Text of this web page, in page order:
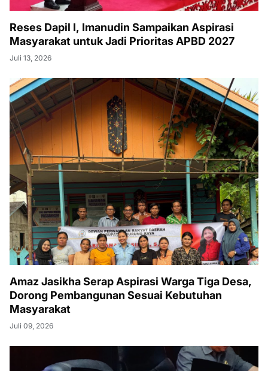
Reses Dapil I, Imanudin Sampaikan Aspirasi
Masyarakat untuk Jadi Prioritas APBD 2027
Juli 13, 2026
Amaz Jasikha Serap Aspirasi Warga Tiga Desa,
Dorong Pembangunan Sesuai Kebutuhan
Masyarakat
Juli 09, 2026